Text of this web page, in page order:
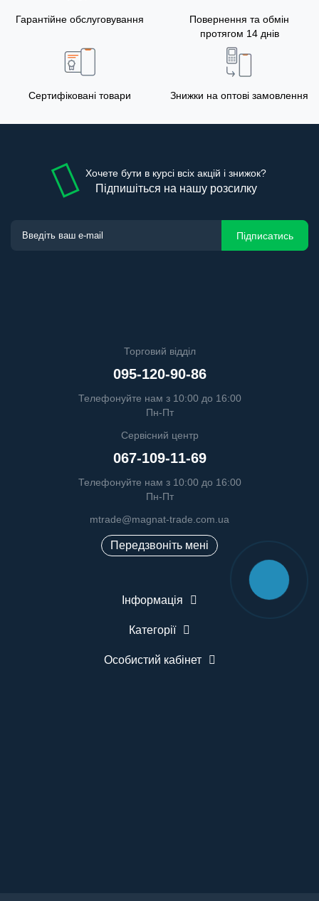
Гарантійне обслуговування
Повернення та обмін
протягом 14 днів
Сертифіковані товари Знижки на оптові замовлення
Хочете бути в курсі всіх акцій і знижок?
Підпишіться на нашу розсилку
Підписатись
Торговий відділ
095-120-90-86
Телефонуйте нам з 10:00 до 16:00
Пн-Пт
Сервісний центр
067-109-11-69
Телефонуйте нам з 10:00 до 16:00
Пн-Пт
mtrade@magnat-trade.com.ua
Передзвоніть мені
Інформація
Категорії
Особистий кабінет